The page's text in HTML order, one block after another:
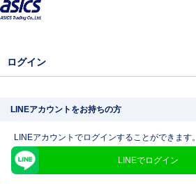
ログイン
LINEアカウントをお持ちの方
LINEアカウントでログインすることができます。
LINEでログイン